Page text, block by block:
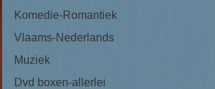
Komedie-Romantiek
Vlaams-Nederlands
Muziek
Dvd boxen-allerlei